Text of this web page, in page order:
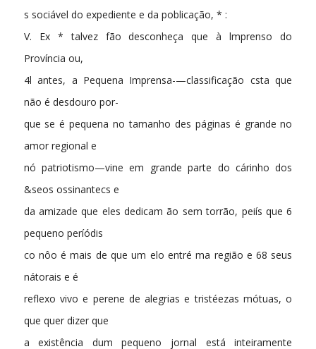
s sociável do expediente e da poblicação, * :
V. Ex * talvez fão desconheça que à lmprenso do
Província ou,
4l antes, a Pequena Imprensa-—classificação csta que
não é desdouro por-
que se é pequena no tamanho des páginas é grande no
amor regional e
nó patriotismo—vine em grande parte do cárinho dos
&seos ossinantecs e
da amizade que eles dedicam ão sem torrão, peiís que 6
pequeno períódis
co nôo é mais de que um elo entré ma região e 68 seus
nátorais e é
reflexo vivo e perene de alegrias e tristéezas mótuas, o
que quer dizer que
a existência dum pequeno jornal está inteiramente